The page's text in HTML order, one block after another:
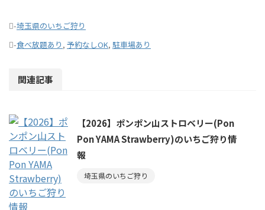
-埼玉県のいちご狩り
-食べ放題あり , 予約なしOK, 駐車場あり
関連記事
【2026】ポンポン山ストロベリー(Pon
Pon YAMA Strawberry)のいちご狩り情
報
埼玉県のいちご狩り